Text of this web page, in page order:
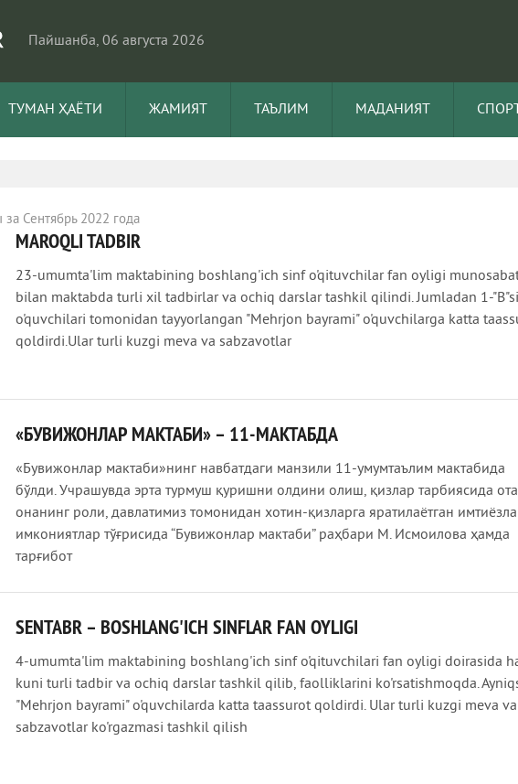
Пайшанба, 06 августа 2026
ТУМАН ҲАЁТИ ЖАМИЯТ ТАЪЛИМ МАДАНИЯТ
Сентябрь 2022 года
MAROQLI TADBIR
23-umumta'lim maktabining boshlang'ich sinf o'qituvchilar fan oyligi
bilan maktabda turli xil tadbirlar va ochiq darslar tashkil qilindi. Jumladan 1-
o'quvchilari tomonidan tayyorlangan "Mehrjon bayrami" o'quvchilarga katta
qoldirdi.Ular turli kuzgi meva va sabzavotlar
«БУВИЖОНЛАР МАКТАБИ» – 11-МАКТАБДА
«Бувижонлар мактаби»нинг навбатдаги манзили 11-умумтаълим мактабида
бўлди. Учрашувда эрта турмуш қуришни олдини олиш, қизлар тарбиясида
онанинг роли, давлатимиз томонидан хотин-қизларга яратилаётган
имкониятлар тўғрисида “Бувижонлар мактаби” раҳбари М. Исмоилова ҳамда
тарғибот
SЕNTABR – BOSHLANG'ICH SINFLAR FAN OYLIGI
4-umumta'lim maktabining boshlang'ich sinf o'qituvchilari fan oyligi doirasida
kuni turli tadbir va ochiq darslar tashkil qilib, faolliklarini ko'rsatishmoqda.
"Mеhrjon bayrami" o'quvchilarda katta taassurot qoldirdi. Ular turli kuzgi mеva va
sabzavotlar ko'rgazmasi tashkil qilish